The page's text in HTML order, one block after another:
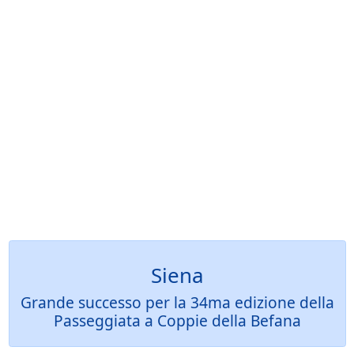
Siena
Grande successo per la 34ma edizione della
Passeggiata a Coppie della Befana